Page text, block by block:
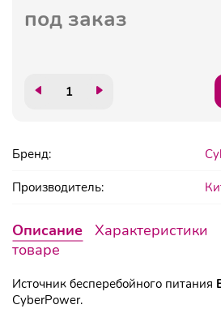
под заказ
Бренд:
Производитель:
Описание Характеристики
товаре
Источник бесперебойного питания
CyberPower.